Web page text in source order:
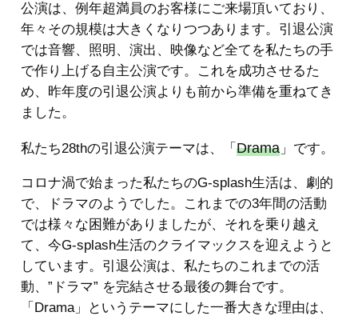
公演は、例年超満員のお客様にご来場頂いており、
年々その規模は大きくなりつつあります。引退公演
では音響、照明、演出、映像など全てを私たちの手
で作り上げる自主公演です。これを成功させるた
め、昨年度の引退公演よりも前から準備を重ねてき
ました。
私たち28thの引退公演テーマは、「 Drama 」です。
コロナ渦で始まった私たちのG-splash生活は、劇的
で、ドラマのようでした。これまでの3年間の活動
では様々な困難がありましたが、それを乗り越え
て、今G-splash生活のクライマックスを迎えようと
しています。引退公演は、私たちのこれまでの活
動、”ドラマ” を完結させる最後の舞台です。
「Drama」というテーマにした一番大きな理由は、